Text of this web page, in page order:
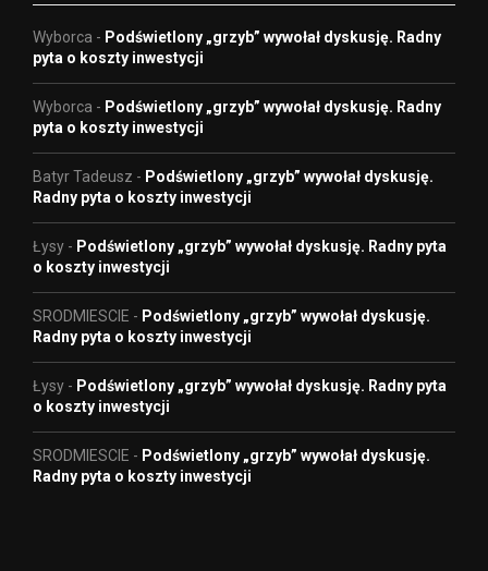
Wyborca - Podświetlony „grzyb” wywołał dyskusję. Radny
pyta o koszty inwestycji
Wyborca - Podświetlony „grzyb” wywołał dyskusję. Radny
pyta o koszty inwestycji
Batyr Tadeusz - Podświetlony „grzyb” wywołał dyskusję.
Radny pyta o koszty inwestycji
Łysy - Podświetlony „grzyb” wywołał dyskusję. Radny pyta
o koszty inwestycji
SRODMIESCIE - Podświetlony „grzyb” wywołał dyskusję.
Radny pyta o koszty inwestycji
Łysy - Podświetlony „grzyb” wywołał dyskusję. Radny pyta
o koszty inwestycji
SRODMIESCIE - Podświetlony „grzyb” wywołał dyskusję.
Radny pyta o koszty inwestycji